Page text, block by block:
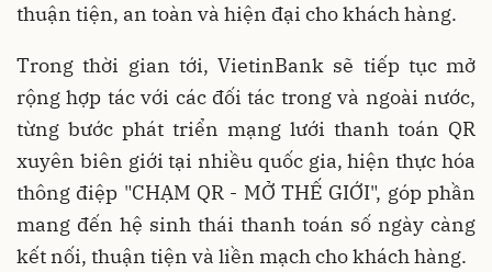
thuận tiện, an toàn và hiện đại cho khách hàng.
Trong thời gian tới, VietinBank sẽ tiếp tục mở
rộng hợp tác với các đối tác trong và ngoài nước,
từng bước phát triển mạng lưới thanh toán QR
xuyên biên giới tại nhiều quốc gia, hiện thực hóa
thông điệp "CHẠM QR - MỞ THẾ GIỚI", góp phần
mang đến hệ sinh thái thanh toán số ngày càng
kết nối, thuận tiện và liền mạch cho khách hàng.